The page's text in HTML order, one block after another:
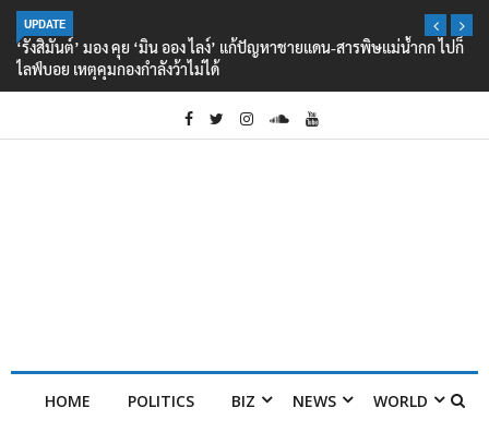
UPDATE
‘รังสิมันต์’ มอง คุย ‘มิน ออง ไลง์’ แก้ปัญหาชายแดน-สารพิษแม่น้ำกก ไปก็
ไลฟ์บอย เหตุคุมกองกำลังว้าไม่ได้
HOME POLITICS BIZ NEWS WORLD